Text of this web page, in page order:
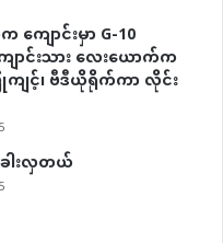
ျောင်းမှာ G-10
ာင်းသား လေးယောက်က
ကျင့်၊ ဗီဒီယိုရိုက်ကာ လိုင်း
ါးလှတယ်